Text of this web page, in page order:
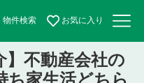
物件検索 お気に入り
】不動産会社の
家生活どちら